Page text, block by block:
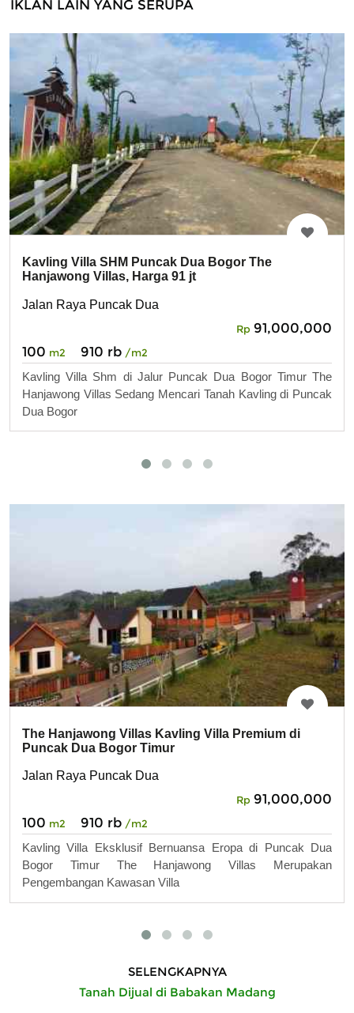
IKLAN LAIN YANG SERUPA
Kavling Villa SHM Puncak Dua Bogor The
Hanjawong Villas, Harga 91 jt
Jalan Raya Puncak Dua
Rp 91,000,000
100 m2 910 rb /m2
Kavling Villa Shm di Jalur Puncak Dua Bogor Timur The
Hanjawong Villas Sedang Mencari Tanah Kavling di Puncak
Dua Bogor
The Hanjawong Villas Kavling Villa Premium di
Puncak Dua Bogor Timur
Jalan Raya Puncak Dua
Rp 91,000,000
100 m2 910 rb /m2
Kavling Villa Eksklusif Bernuansa Eropa di Puncak Dua
Bogor Timur The Hanjawong Villas Merupakan
Pengembangan Kawasan Villa
SELENGKAPNYA
Tanah Dijual di Babakan Madang